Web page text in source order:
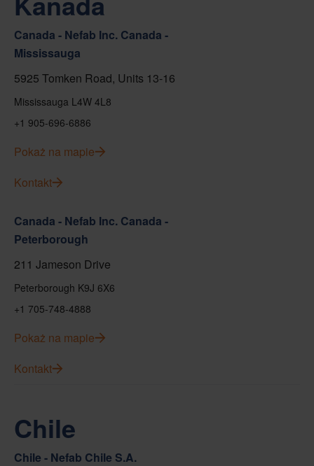
Canada - Nefab Inc. Canada -
Mississauga
5925 Tomken Road, Units 13-16
Mississauga L4W 4L8
+1 905-696-6886
Pokaż na mapie
Kontakt
Canada - Nefab Inc. Canada -
Peterborough
211 Jameson Drive
Peterborough K9J 6X6
+1 705-748-4888
Pokaż na mapie
Kontakt
Chile
Chile - Nefab Chile S.A.